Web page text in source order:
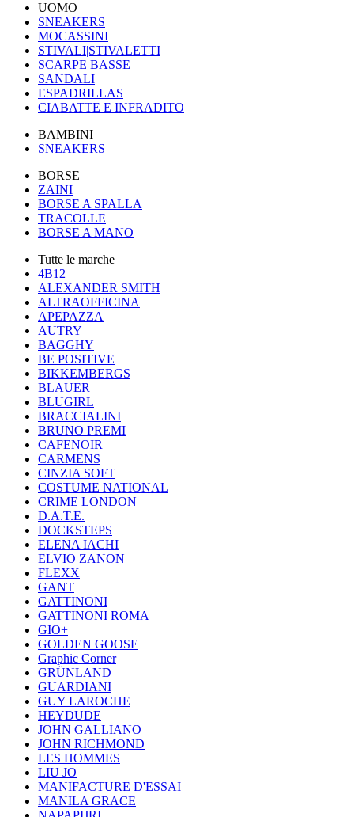
UOMO
SNEAKERS
MOCASSINI
STIVALI|STIVALETTI
SCARPE BASSE
SANDALI
ESPADRILLAS
CIABATTE E INFRADITO
BAMBINI
SNEAKERS
BORSE
ZAINI
BORSE A SPALLA
TRACOLLE
BORSE A MANO
Tutte le marche
4B12
ALEXANDER SMITH
ALTRAOFFICINA
APEPAZZA
AUTRY
BAGGHY
BE POSITIVE
BIKKEMBERGS
BLAUER
BLUGIRL
BRACCIALINI
BRUNO PREMI
CAFENOIR
CARMENS
CINZIA SOFT
COSTUME NATIONAL
CRIME LONDON
D.A.T.E.
DOCKSTEPS
ELENA IACHI
ELVIO ZANON
FLEXX
GANT
GATTINONI
GATTINONI ROMA
GIO+
GOLDEN GOOSE
Graphic Corner
GRÜNLAND
GUARDIANI
GUY LAROCHE
HEYDUDE
JOHN GALLIANO
JOHN RICHMOND
LES HOMMES
LIU JO
MANIFACTURE D'ESSAI
MANILA GRACE